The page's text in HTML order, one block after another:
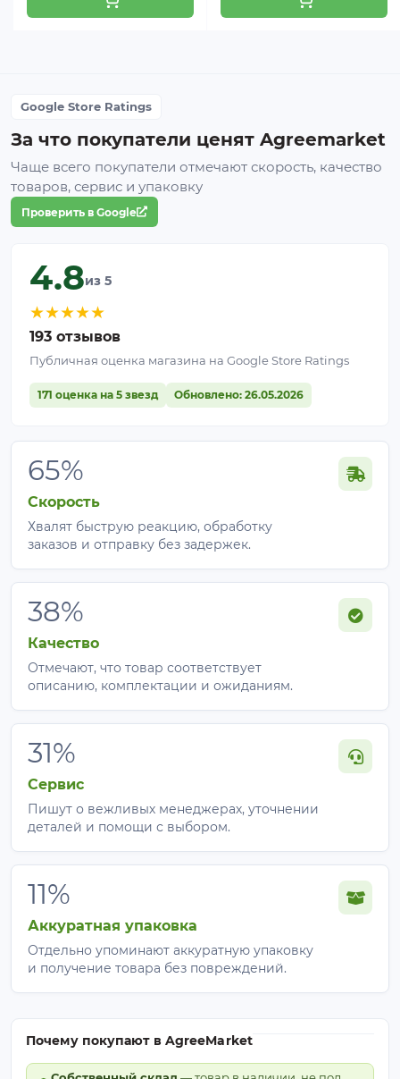
Вес нетто, кг: 10.7
Google Store Ratings
За что покупатели ценят Agreemarket
Чаще всего покупатели отмечают скорость, качество
товаров, сервис и упаковку
Проверить в Google
4.8из 5
★★★★★
193 отзывов
Публичная оценка магазина на Google Store Ratings
171 оценка на 5 звезд Обновлено: 26.05.2026
65%
Скорость
Хвалят быструю реакцию, обработку
заказов и отправку без задержек.
38%
Качество
Отмечают, что товар соответствует
описанию, комплектации и ожиданиям.
31%
Сервис
Пишут о вежливых менеджерах, уточнении
деталей и помощи с выбором.
11%
Аккуратная упаковка
Отдельно упоминают аккуратную упаковку
и получение товара без повреждений.
Почему покупают в AgreeMarket